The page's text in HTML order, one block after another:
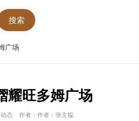
广场
耀旺多姆广场
态 作者：作者：张文韫